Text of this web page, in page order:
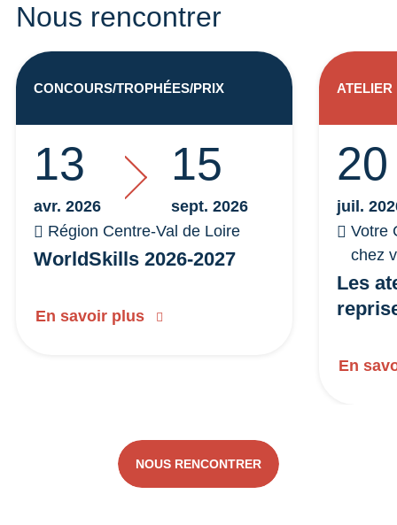
Nous rencontrer
WorldSkills 2026-2027
13
avr. 2026
15
sept. 2026
Région Centre-Val de Loire
En savoir plus
CONCOURS/TROPHÉES/PRIX
Les
20
juil.
Votre
chez
En
ATELIER
NOUS RENCONTRER